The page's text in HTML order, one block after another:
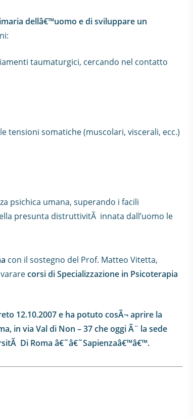
dellâ€™uomo e di sviluppare un
taumaturgici, cercando nel contatto
tensioni somatiche (muscolari, viscerali, ecc.)
psichica umana, superando i facili
presunta distruttivitÃ innata dall’uomo le
con il sostegno del Prof. Matteo Vitetta,
corsi di Specializzazione in Psicoterapia
12.10.2007 e ha potuto cosÃ¬ aprire la
in via Val di Non – 37 che oggi Ã¨ la sede
Di Roma â€˜â€˜Sapienzaâ€™â€™.